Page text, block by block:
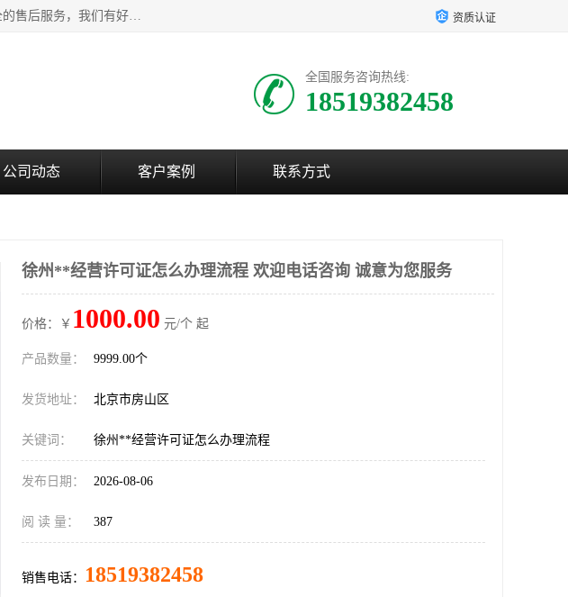
北京企铭星科技有限公司主要经营国家局疑难核名服务。我们始终为客户提供好的产品和技术支持、健全的售后服务，我们有好的产品和专业的销售和技术团队，我公司属于北京企业管理及投资咨询黄页行业，如果您对我公司的产品服务有兴趣，期待您在线留言或者来电咨询。 资质认证
全国服务咨询热线:
18519382458
公司动态 客户案例 联系方式
徐州**经营许可证怎么办理流程 欢迎电话咨询 诚意为您服务
价格：￥ 1000.00 元/个 起
产品数量： 9999.00个
发货地址： 北京市房山区
关键词： 徐州**经营许可证怎么办理流程
发布日期： 2026-08-06
阅 读 量： 387
销售电话： 18519382458